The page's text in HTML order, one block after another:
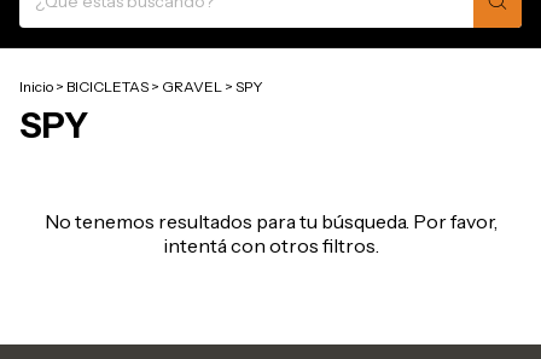
Inicio > BICICLETAS > GRAVEL > SPY
SPY
No tenemos resultados para tu búsqueda. Por favor,
intentá con otros filtros.